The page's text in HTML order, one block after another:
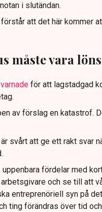
i slutändan.
att det här kommer
måste vara
för att lagstadgad
av förslag en katastrof.
svårt att ge ett rakt svar
fördelar med
och se till att
entreprenöriell syn på
ting förändras över tid